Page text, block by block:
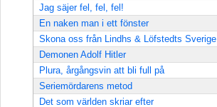
Jag säjer fel, fel, fel!
En naken man i ett fönster
Skona oss från Lindhs & Löfstedts Sverige
Demonen Adolf Hitler
Plura, årgångsvin att bli full på
Seriemördarens metod
Det som världen skriar efter